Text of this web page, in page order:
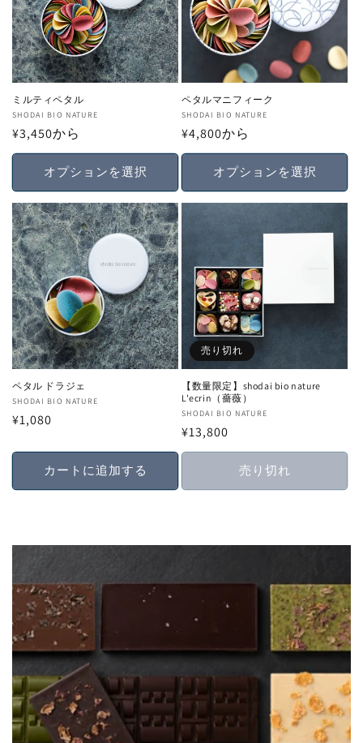
ミルティペタル
販
売
元:
SHODAI BIO NATURE
通
常
格
¥3,450から
オプションを選択
ペタルマニフィーク
販
売
元:
SHODAI BIO NATURE
通
常
格
¥4,800から
オプションを選択
ペタル ドラジェ
販
売
SHODAI BIO NATURE
通
価
¥1,080
カートに追加する
売り切れ
【数量限定】shodai bio nature
L'ecrin（薔薇）
販
売
元:
SHODAI BIO NATURE
通
常
格
¥13,800
売り切れ